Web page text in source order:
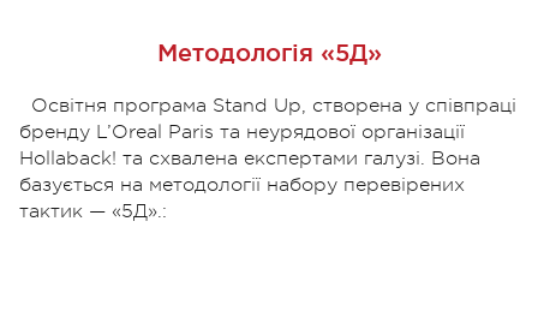
Методологія «5Д»
Освітня програма Stand Up, створена у співпраці
бренду L’Oreal Paris та неурядової організації
Hollaback! та схвалена експертами галузі. Вона
базується на методології набору перевірених
тактик — «5Д».: